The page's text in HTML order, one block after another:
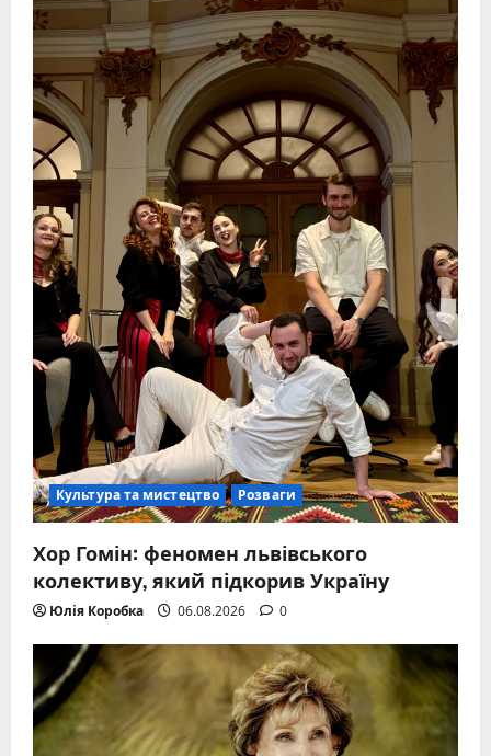
Культура та мистецтво Розваги
Хор Гомін: феномен львівського
колективу, який підкорив Україну
Юлія Коробка 06.08.2026 0